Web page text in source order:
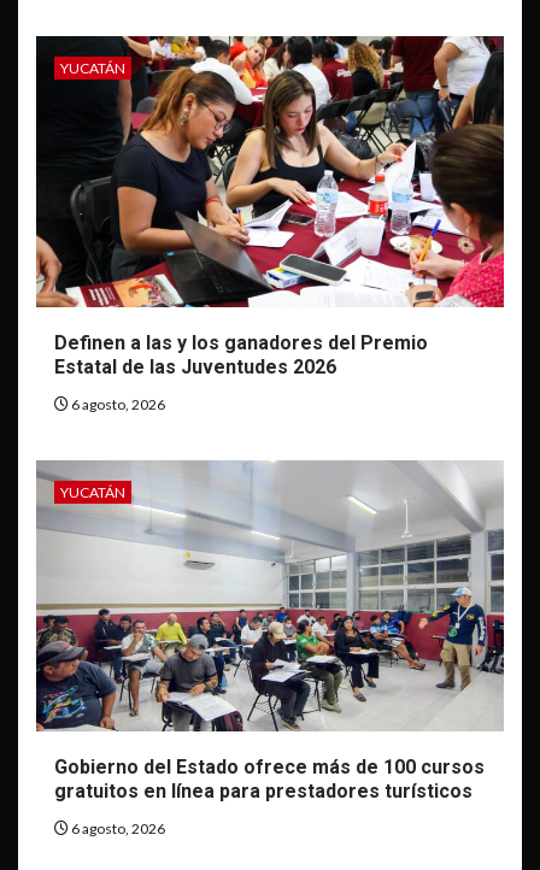
YUCATÁN
Definen a las y los ganadores del Premio
Estatal de las Juventudes 2026
6 agosto, 2026
YUCATÁN
Gobierno del Estado ofrece más de 100 cursos
gratuitos en línea para prestadores turísticos
6 agosto, 2026